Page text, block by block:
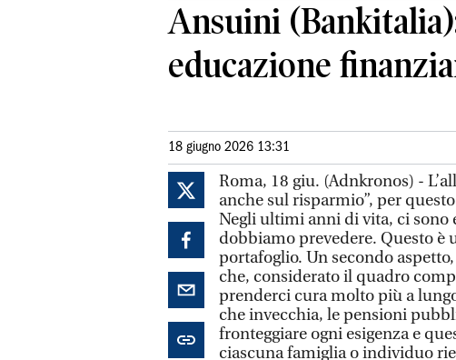
Ansuini
educazione
18 giugno 2026 13:31
Roma, 18 giu. (Adnkronos) -
anche sul risparmio”, per
Negli ultimi anni di vita, ci sono
dobbiamo prevedere. Questo è
portafoglio. Un secondo
che, considerato il quadro
prenderci cura molto più a
che invecchia, le pensioni
fronteggiare ogni esigenza e
ciascuna famiglia o individuo